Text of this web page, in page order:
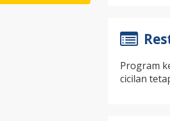
Program
cicilan